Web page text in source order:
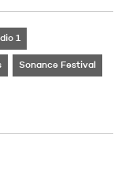
1
Sonance Festival